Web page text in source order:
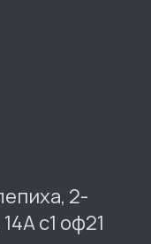
2-
с1 оф21